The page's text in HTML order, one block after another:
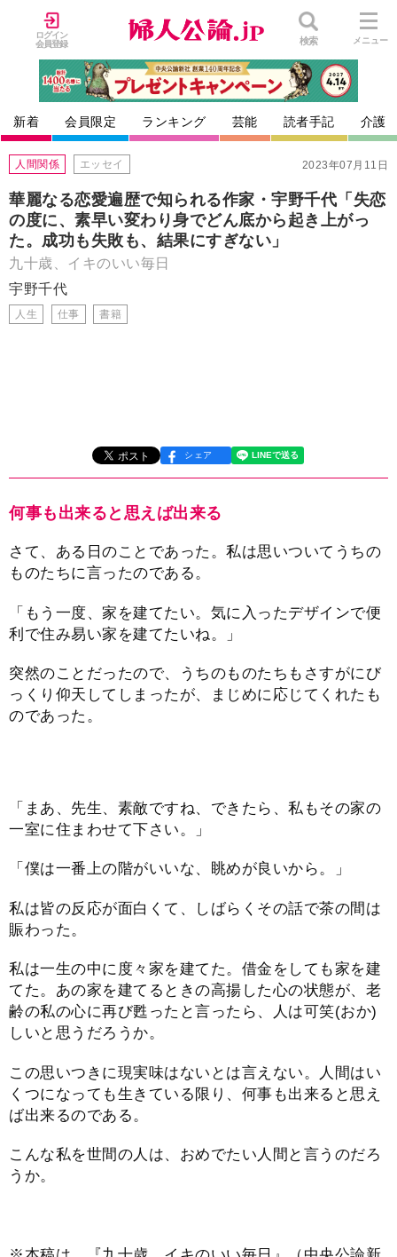
ログイン
会員登録
検索 メニュー
新着 会員限定 ランキング 芸能 読者手記 介護
2023年07月11日
人間関係 エッセイ
華麗なる恋愛遍歴で知られる作家・宇野千代「失恋
の度に、素早い変わり身でどん底から起き上がっ
た。成功も失敗も、結果にすぎない」
九十歳、イキのいい毎日
宇野千代
人生 仕事 書籍
シェア
何事も出来ると思えば出来る
さて、ある日のことであった。私は思いついてうちの
ものたちに言ったのである。
「もう一度、家を建てたい。気に入ったデザインで便
利で住み易い家を建てたいね。」
突然のことだったので、うちのものたちもさすがにび
っくり仰天してしまったが、まじめに応じてくれたも
のであった。
「まあ、先生、素敵ですね、できたら、私もその家の
一室に住まわせて下さい。」
「僕は一番上の階がいいな、眺めが良いから。」
私は皆の反応が面白くて、しばらくその話で茶の間は
賑わった。
私は一生の中に度々家を建てた。借金をしても家を建
てた。あの家を建てるときの高揚した心の状態が、老
齢の私の心に再び甦ったと言ったら、人は可笑(おか)
しいと思うだろうか。
この思いつきに現実味はないとは言えない。人間はい
くつになっても生きている限り、何事も出来ると思え
ば出来るのである。
こんな私を世間の人は、おめでたい人間と言うのだろ
うか。